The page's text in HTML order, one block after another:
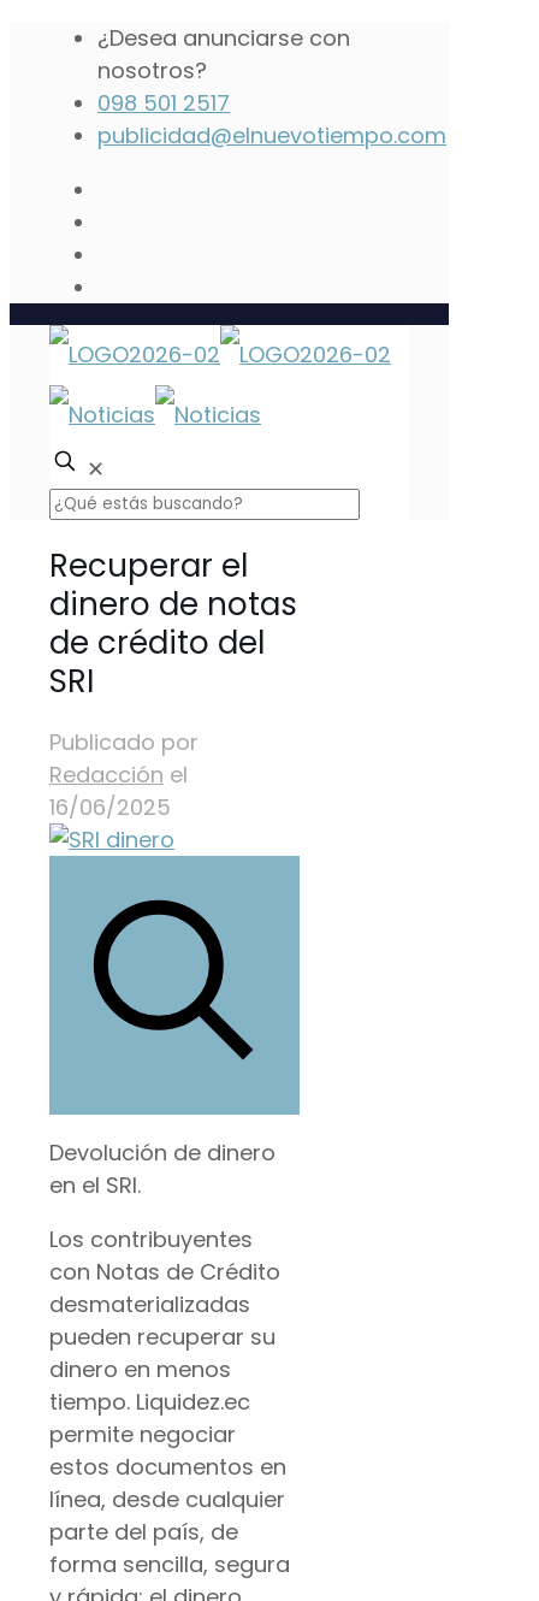
¿Desea anunciarse con
nosotros?
098 501 2517
publicidad@elnuevotiempo.com
✕
Recuperar el
dinero de notas
de crédito del
SRI
Publicado por
Redacción el
16/06/2025
Devolución de dinero
en el SRI.
Los contribuyentes
con Notas de Crédito
desmaterializadas
pueden recuperar su
dinero en menos
tiempo. Liquidez.ec
permite negociar
estos documentos en
línea, desde cualquier
parte del país, de
forma sencilla, segura